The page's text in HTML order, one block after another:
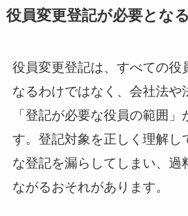
役員変更登記が必要とな
役員変更登記は、すべての役
なるわけではなく、会社法や
「登記が必要な役員の範囲」
す。登記対象を正しく理解し
な登記を漏らしてしまい、過
ながるおそれがあります。